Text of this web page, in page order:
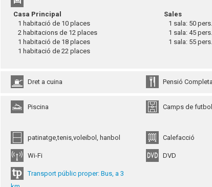
Casa Principal
1 habitació de 10 places
2 habitacions de 12 places
1 habitació de 18 places
1 habitació de 22 places
Sales
1 sala: 50 pers.
1 sala: 45 pers.
1 sala: 55 pers.
Dret a cuina Pensió Completa
Piscina Camps de
patinatge,tenis,voleibol, hanbol Calefacció
Wi-Fi DVD
Transport públic proper: Bus, a 3